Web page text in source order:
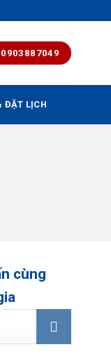
0903887049
ĐẶT LỊCH
cùng